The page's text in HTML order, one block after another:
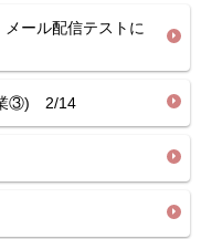
ール配信テストに
業③) 2/14